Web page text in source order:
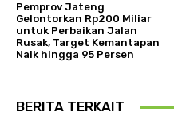
Pemprov Jateng
Gelontorkan Rp200 Miliar
untuk Perbaikan Jalan
Rusak, Target Kemantapan
Naik hingga 95 Persen
BERITA TERKAIT